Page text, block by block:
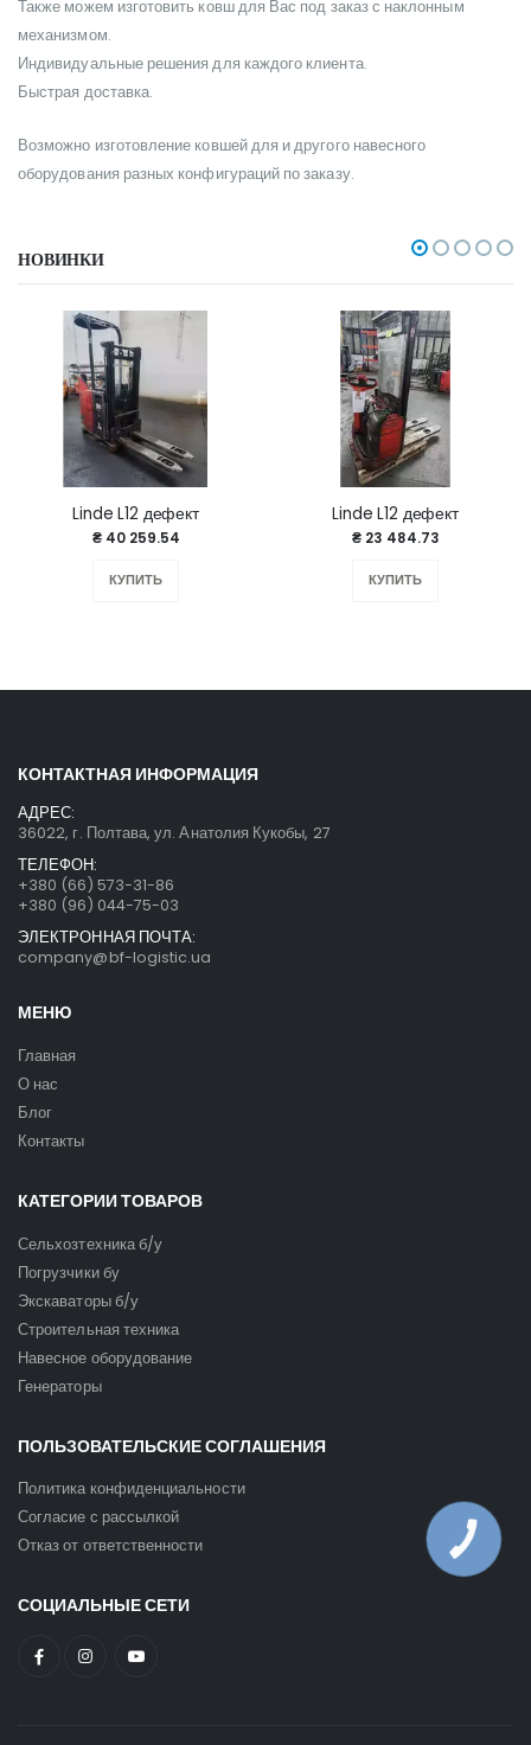
Также можем изготовить ковш для Вас под заказ с наклонным
механизмом.
Индивидуальные решения для каждого клиента.
Быстрая доставка.
Возможно изготовление ковшей для и другого навесного
оборудования разных конфигураций по заказу.
НОВИНКИ
Linde L12 дефект
₴ 40 259.54
КУПИТЬ
Linde L12 дефект
₴ 23 484.73
КУПИТЬ
КОНТАКТНАЯ ИНФОРМАЦИЯ
АДРЕС:
36022, г. Полтава, ул. Анатолия Кукобы, 27
ТЕЛЕФОН:
+380 (66) 573-31-86
+380 (96) 044-75-03
ЭЛЕКТРОННАЯ ПОЧТА:
company@bf-logistic.ua
МЕНЮ
Главная
О нас
Блог
Контакты
КАТЕГОРИИ ТОВАРОВ
Сельхозтехника б/у
Погрузчики бу
Экскаваторы б/у
Строительная техника
Навесное оборудование
Генераторы
ПОЛЬЗОВАТЕЛЬСКИЕ СОГЛАШЕНИЯ
Политика конфиденциальности
Согласие с рассылкой
Отказ от ответственности
СОЦИАЛЬНЫЕ СЕТИ
КНОПКА
ЗВ'ЯЗКУ